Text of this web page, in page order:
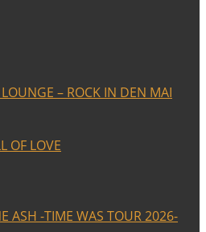
– ROCK IN DEN MAI
OF LOVE
ASH -TIME WAS TOUR 2026-